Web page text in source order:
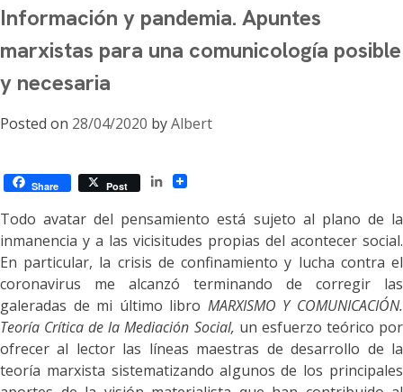
Sociedad
riesgo
y
pública
Información y pandemia. Apuntes
marxistas para una comunicología posible
y necesaria
Posted on 28/04/2020 byAlbert
Share Post
LinkedIn
Todo avatar del pensamiento está sujeto al plano de la
inmanencia y a las vicisitudes propias del acontecer social.
En particular, la crisis de confinamiento y lucha contra el
coronavirus me alcanzó terminando de corregir las
galeradas de mi último libro MARXISMO Y COMUNICACIÓN.
Teoría Crítica de la Mediación Social, un esfuerzo teórico por
ofrecer al lector las líneas maestras de desarrollo de la
teoría marxista sistematizando algunos de los principales